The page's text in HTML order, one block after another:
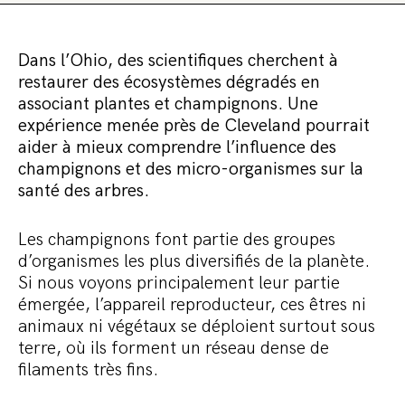
Dans l’Ohio, des scientifiques cherchent à
restaurer des écosystèmes dégradés en
associant plantes et champignons. Une
expérience menée près de Cleveland pourrait
aider à mieux comprendre l’influence des
champignons et des micro-organismes sur la
santé des arbres.
Les champignons font partie des groupes
d’organismes les plus diversifiés de la planète.
Si nous voyons principalement leur partie
émergée, l’appareil reproducteur, ces êtres ni
animaux ni végétaux se déploient surtout sous
terre, où ils forment un réseau dense de
filaments très fins.
Une procédure bâillon. Notre tort ? Avoir voulu protéger
aujourd’hui une grande campagne de soutien avec un premier
objectif de vendre 2 000 livres en un mois.
Continuer de lire l’article
Commander le pack